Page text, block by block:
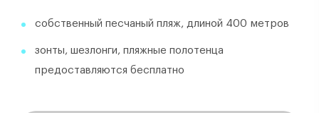
собственный песчаный пляж, длиной 400 метров
зонты, шезлонги, пляжные полотенца
предоставляются бесплатно